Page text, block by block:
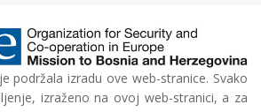
podržala izradu ove web-stranice. Svako
izraženo na ovoj web-stranici, a za